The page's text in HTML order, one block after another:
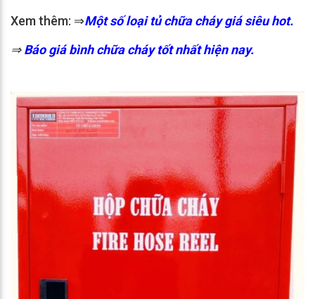
Xem thêm: ⇒Một số loại tủ chữa cháy giá siêu hot.
⇒Báo giá bình chữa cháy tốt nhất hiện nay.